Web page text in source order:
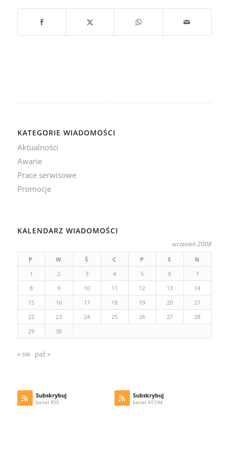
KATEGORIE WIADOMOŚCI
Aktualności
Awarie
Prace serwisowe
Promocje
KALENDARZ WIADOMOŚCI
wrzesień 2008
P W Ś C P S
N
1
2 3 4 5 6
7
8
9 10 11 12 13
14
15
16 17 18 19 20
21
22
23 24 25 26 27
28
29
30
« sie paź »
Subskrybuj
kanał RSS
Subskrybuj
kanał ATOM